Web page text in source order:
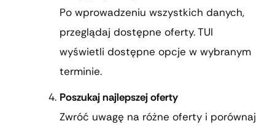
Po wprowadzeniu wszystkich danych,
przeglądaj dostępne oferty. TUI
wyświetli dostępne opcje w wybranym
terminie.
Poszukaj najlepszej oferty
Zwróć uwagę na różne oferty i porównaj